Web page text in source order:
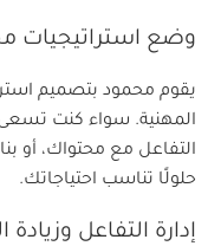
وضع
يقوم محمود بتصميم
المهنية. سواء كنت تسعى
التفاعل مع محتواك، أو
حلولًا تناسب احتياجاتك.
إدارة التفاعل